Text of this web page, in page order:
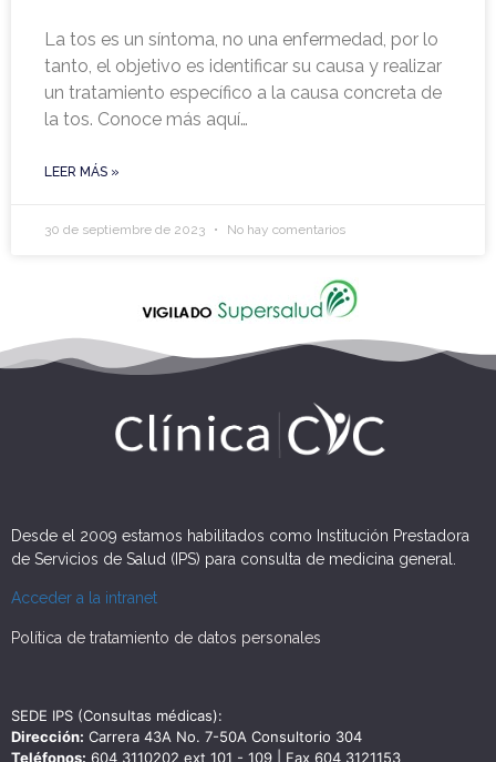
La tos es un síntoma, no una enfermedad, por lo
tanto, el objetivo es identificar su causa y realizar
un tratamiento específico a la causa concreta de
la tos. Conoce más aquí…
LEER MÁS »
30 de septiembre de 2023 No hay comentarios
Desde el 2009 estamos habilitados como Institución Prestadora
de Servicios de Salud (IPS) para consulta de medicina general.
Acceder a la intranet
Política de tratamiento de datos personales
SEDE IPS (Consultas médicas):
Dirección: Carrera 43A No. 7-50A Consultorio 304
Teléfonos: 604 3110202 ext 101 - 109 | Fax 604 3121153